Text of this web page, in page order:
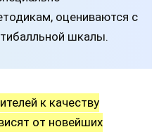
оцениваются с
шкалы.
к качеству
от новейших